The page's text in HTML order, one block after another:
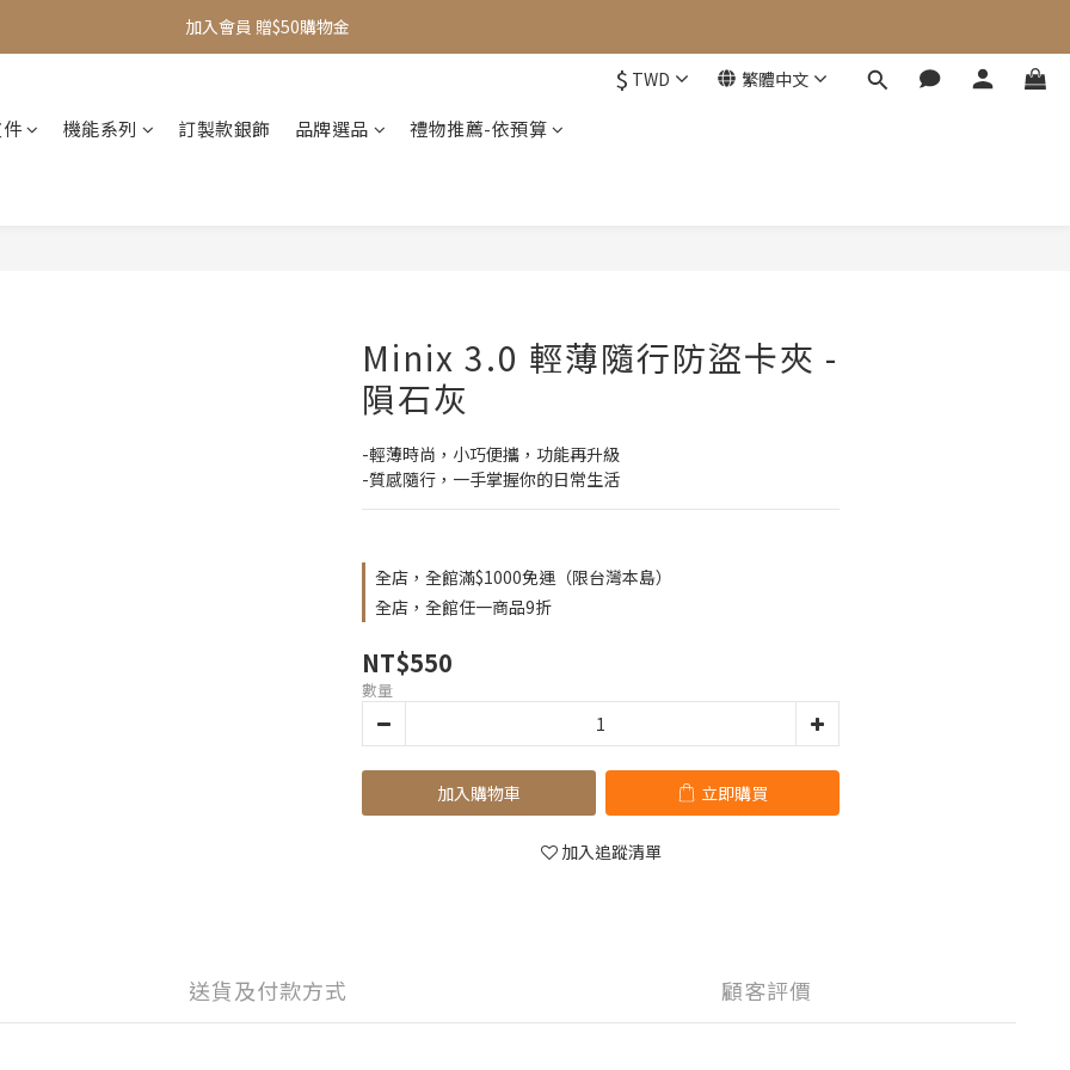
全館滿$1000即享免運
加入會員 贈$50購物金
全館滿$1000即享免運
$ TWD 繁體中文
機能系列 訂製款銀飾 品牌選品 禮物推薦-依預算
Minix 3.0 輕薄隨行防盜卡夾 -
隕石灰
-輕薄時尚，小巧便攜，功能再升級
-質感隨行，一手掌握你的日常生活
全店，全館滿$1000免運（限台灣本島）
全店，全館任一商品9折
NT$550
數量
加入購物車 立即購買
加入追蹤清單
送貨及付款方式 顧客評價